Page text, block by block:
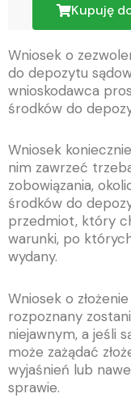
Kupuję
Wniosek o
do depozytu
wnioskodawca
środków do
Wniosek
nim zawrzeć
zobowiązania,
środków do
przedmiot, który
warunki, po
wydany.
Wniosek o
rozpoznany
niejawnym, a jeśli
może zażądać
wyjaśnień lub
sprawie.